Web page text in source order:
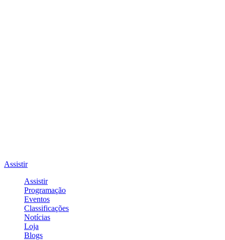
Assistir
Assistir
Programação
Eventos
Classificações
Notícias
Loja
Blogs